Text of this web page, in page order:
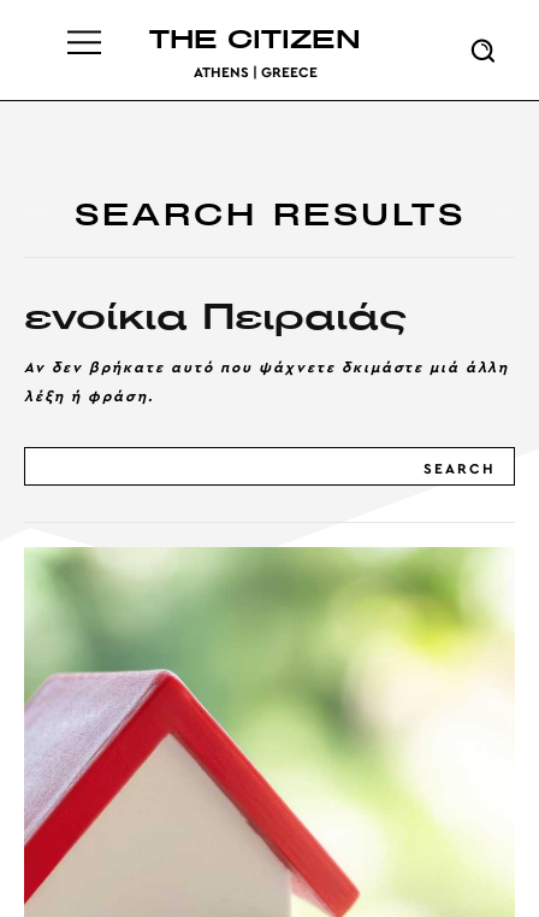
THE CITIZEN
ATHENS | GREECE
SEARCH RESULTS
ενοίκια Πειραιάς
Αν δεν βρήκατε αυτό που ψάχνετε δκιμάστε μιά άλλη
λέξη ή φράση.
SEARCH